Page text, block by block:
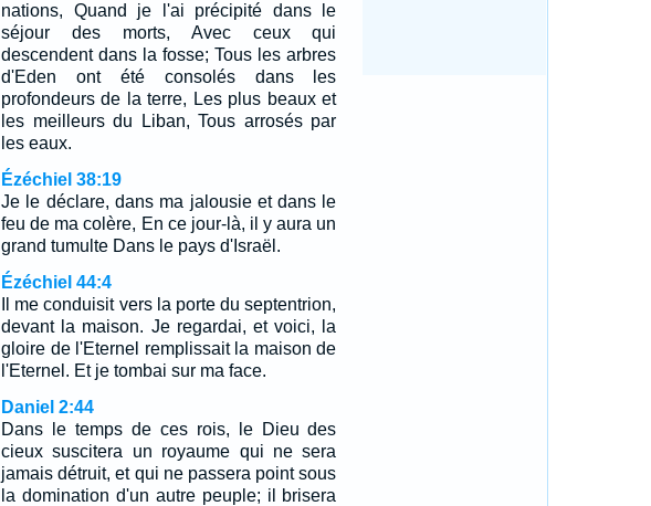
nations, Quand je l'ai précipité dans le
séjour des morts, Avec ceux qui
descendent dans la fosse; Tous les arbres
d'Eden ont été consolés dans les
profondeurs de la terre, Les plus beaux et
les meilleurs du Liban, Tous arrosés par
les eaux.
Ézéchiel 38:19
Je le déclare, dans ma jalousie et dans le
feu de ma colère, En ce jour-là, il y aura un
grand tumulte Dans le pays d'Israël.
Ézéchiel 44:4
Il me conduisit vers la porte du septentrion,
devant la maison. Je regardai, et voici, la
gloire de l'Eternel remplissait la maison de
l'Eternel. Et je tombai sur ma face.
Daniel 2:44
Dans le temps de ces rois, le Dieu des
cieux suscitera un royaume qui ne sera
jamais détruit, et qui ne passera point sous
la domination d'un autre peuple; il brisera